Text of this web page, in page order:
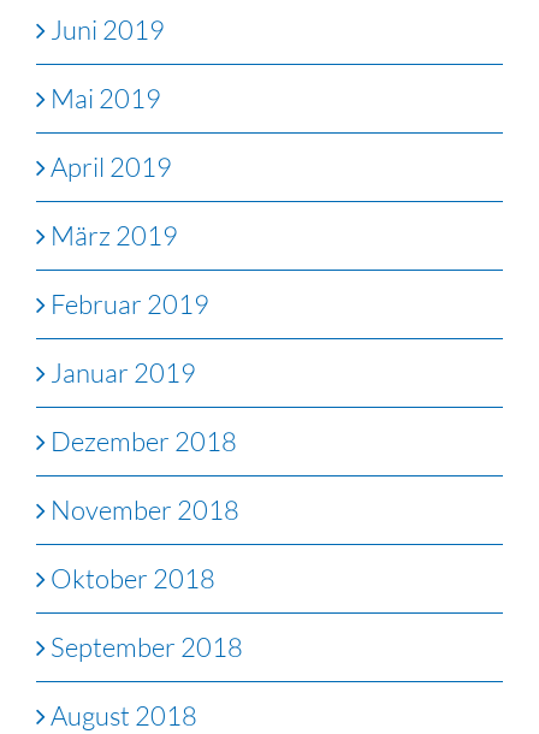
Juni 2019
Mai 2019
April 2019
März 2019
Februar 2019
Januar 2019
Dezember 2018
November 2018
Oktober 2018
September 2018
August 2018